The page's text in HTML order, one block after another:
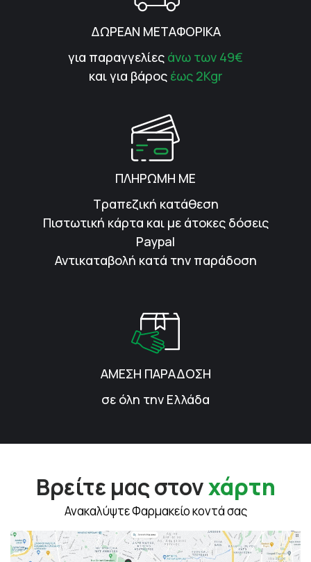
ΔΩΡΕΑΝ ΜΕΤΑΦΟΡΙΚΑ
για παραγγελίες άνω των 49€
και για βάρος έως 2Kgr
ΠΛΗΡΩΜΗ ΜΕ
Τραπεζική κατάθεση
Πιστωτική κάρτα και με άτοκες δόσεις
Paypal
Αντικαταβολή κατά την παράδοση
ΑΜΕΣΗ ΠΑΡΑΔΟΣΗ
σε όλη την Ελλάδα
Βρείτε μας στονχάρτη
Ανακαλύψτε Φαρμακείο κοντά σας